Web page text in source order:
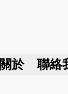
關於 聯絡